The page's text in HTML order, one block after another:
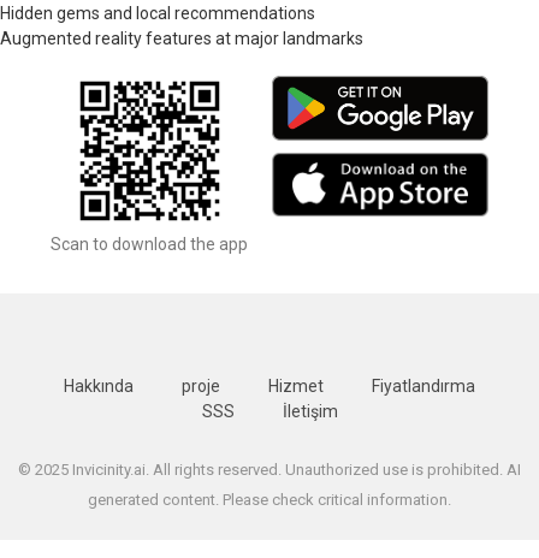
Hidden gems and local recommendations
Augmented reality features at major landmarks
Scan to download the app
Hakkında proje Hizmet
Fiyatlandırma
SSS
İletişim
© 2025 Invicinity.ai. All rights reserved. Unauthorized use is prohibited. AI
generated content. Please check critical information.